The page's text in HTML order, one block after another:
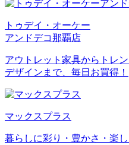
トゥデイ・オーケー
アンドデコ那覇店
アウトレット家具からトレ
デザインまで、毎日お買得！
マックスプラス
暮らしに彩り・豊かさ・楽